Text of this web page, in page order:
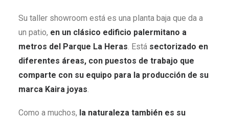
Su taller showroom está es una planta baja que da a
un patio, en un clásico edificio palermitano a
metros del Parque La Heras. Está sectorizado en
diferentes áreas, con puestos de trabajo que
comparte con su equipo para la producción de su
marca Kaira joyas.
Como a muchos, la naturaleza también es su